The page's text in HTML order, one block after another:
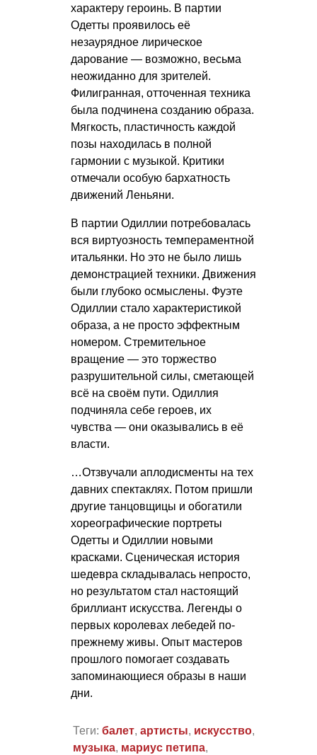
характеру героинь. В партии
Одетты проявилось её
незаурядное лирическое
дарование — возможно, весьма
неожиданно для зрителей.
Филигранная, отточенная техника
была подчинена созданию образа.
Мягкость, пластичность каждой
позы находилась в полной
гармонии с музыкой. Критики
отмечали особую бархатность
движений Леньяни.
В партии Одиллии потребовалась
вся виртуозность темпераментной
итальянки. Но это не было лишь
демонстрацией техники. Движения
были глубоко осмыслены. Фуэте
Одиллии стало характеристикой
образа, а не просто эффектным
номером. Стремительное
вращение — это торжество
разрушительной силы, сметающей
всё на своём пути. Одиллия
подчиняла себе героев, их
чувства — они оказывались в её
власти.
…Отзвучали аплодисменты на тех
давних спектаклях. Потом пришли
другие танцовщицы и обогатили
хореографические портреты
Одетты и Одиллии новыми
красками. Сценическая история
шедевра складывалась непросто,
но результатом стал настоящий
бриллиант искусства. Легенды о
первых королевах лебедей по-
прежнему живы. Опыт мастеров
прошлого помогает создавать
запоминающиеся образы в наши
дни.
Теги: балет, артисты, искусство,
музыка, мариус петипа,